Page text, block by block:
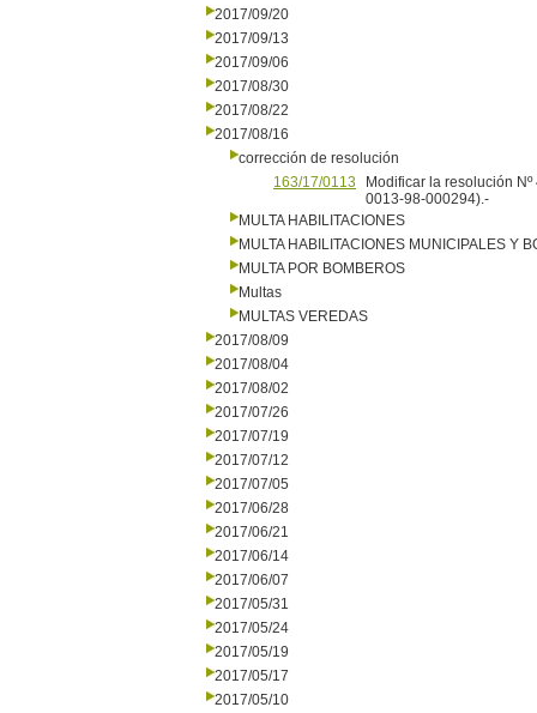
2017/09/20
2017/09/13
2017/09/06
2017/08/30
2017/08/22
2017/08/16
corrección de resolución
163/17/0113
Modificar la resolución
0013-98-000294).-
MULTA HABILITACIONES
MULTA HABILITACIONES MUNICIPALES Y
MULTA POR BOMBEROS
Multas
MULTAS VEREDAS
2017/08/09
2017/08/04
2017/08/02
2017/07/26
2017/07/19
2017/07/12
2017/07/05
2017/06/28
2017/06/21
2017/06/14
2017/06/07
2017/05/31
2017/05/24
2017/05/19
2017/05/17
2017/05/10